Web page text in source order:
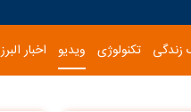
زندگی تکنولوژی ویدیو اخبار البرز